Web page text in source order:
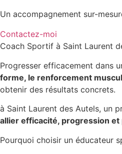
Un accompagnement sur-
Contactez-moi
Coach Sportif à Saint Laurent
Progresser efficacement dans
forme, le renforcement
obtenir des résultats concrets.
à Saint Laurent des Autels, un
allier efficacité, progression
Pourquoi choisir un éducateur